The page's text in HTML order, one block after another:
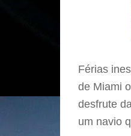
Férias
de Miami
desfrute
um navio